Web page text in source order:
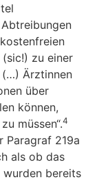
zu einer
(…) Ärztinnen
über
können,
müssen“.4
Paragraf 219a
als ob das
bereits